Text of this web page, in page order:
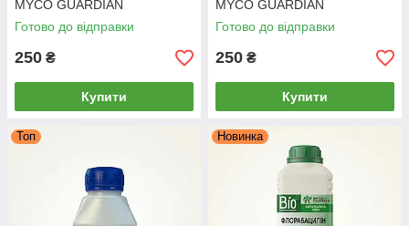
MYCO GUARDIAN
Готово до відправки
250 ₴
Купити
MYCO GUARDIAN
Готово до відправки
250 ₴
Купити
Топ Новинка